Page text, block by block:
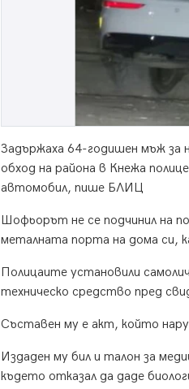
Задържаха 64-годишен мъж за
обход на района в Кнежа
автомобил, пише БЛИЦ
Шофьорът не се подчинил на
металната порта на дома си,
Полицаите установили
техническо средство пред
Съставен му е акт, който
Издаден му бил и талон за
където отказал да даде